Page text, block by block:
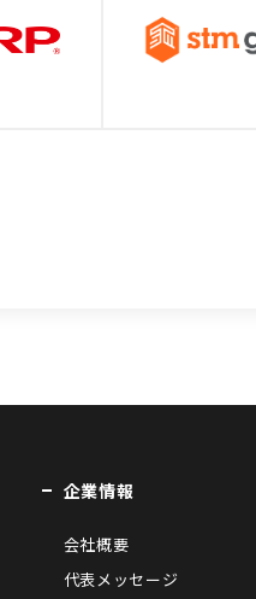
企業情報
会社概要
代表メッセージ